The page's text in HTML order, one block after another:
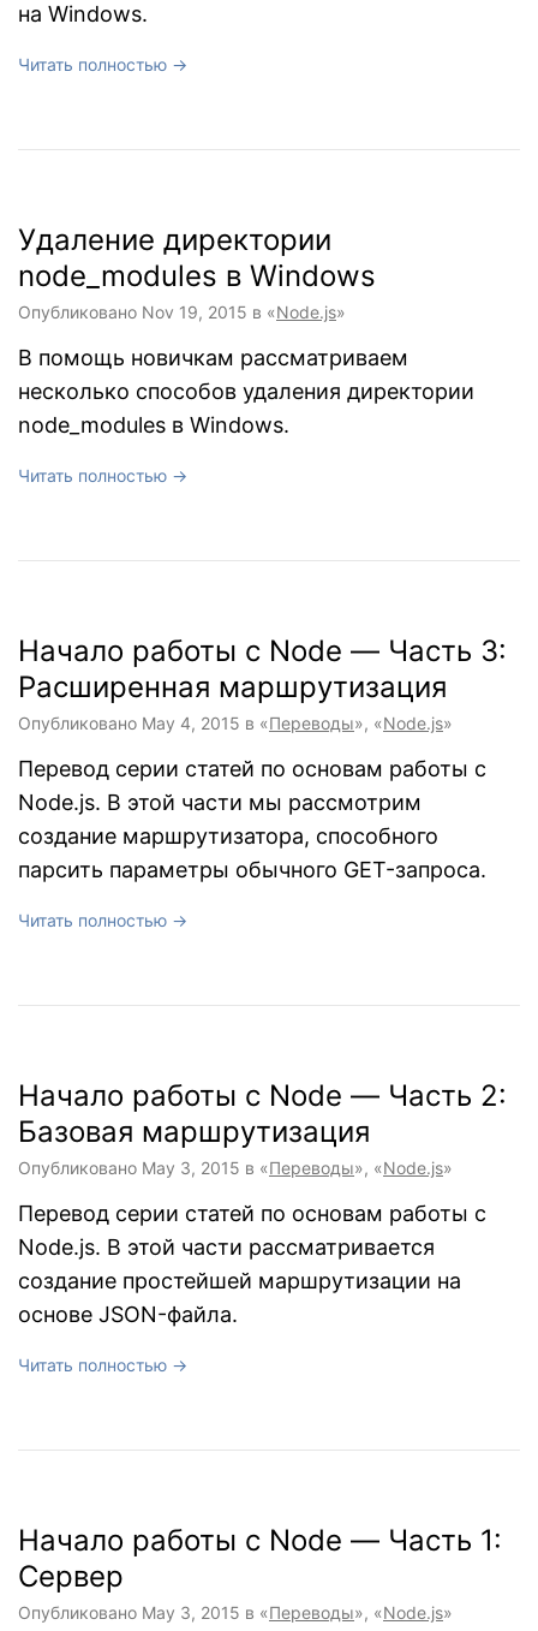
на Windows.
Читать полностью →
Удаление директории
node_modules в Windows
Опубликовано Nov 19, 2015 в «Node.js»
В помощь новичкам рассматриваем
несколько способов удаления директории
node_modules в Windows.
Читать полностью →
Начало работы с Node — Часть 3:
Расширенная маршрутизация
Опубликовано May 4, 2015 в «Переводы», «Node.js»
Перевод серии статей по основам работы с
Node.js. В этой части мы рассмотрим
создание маршрутизатора, способного
парсить параметры обычного GET-запроса.
Читать полностью →
Начало работы с Node — Часть 2:
Базовая маршрутизация
Опубликовано May 3, 2015 в «Переводы», «Node.js»
Перевод серии статей по основам работы с
Node.js. В этой части рассматривается
создание простейшей маршрутизации на
основе JSON-файла.
Читать полностью →
Начало работы с Node — Часть 1:
Сервер
Опубликовано May 3, 2015 в «Переводы», «Node.js»